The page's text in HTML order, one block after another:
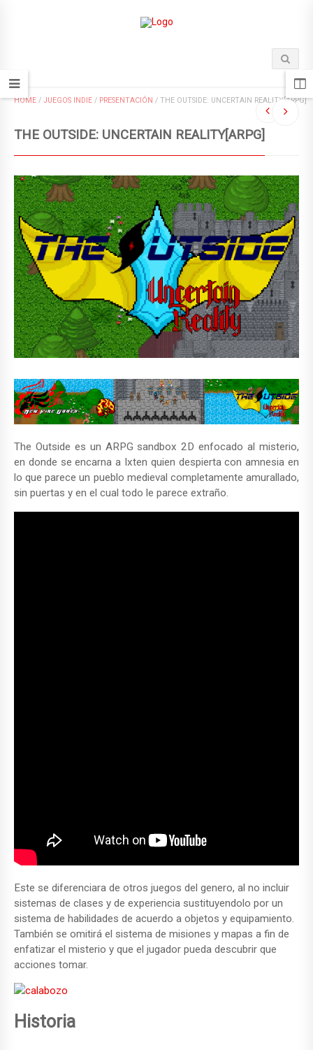
HOME / JUEGOS INDIE / PRESENTACIÓN / THE OUTSIDE: UNCERTAIN REALITY[ARPG]
THE OUTSIDE: UNCERTAIN REALITY[ARPG]
The Outside es un ARPG sandbox 2D enfocado al misterio,
en donde se encarna a Ixten quien despierta con amnesia en
lo que parece un pueblo medieval completamente amurallado,
sin puertas y en el cual todo le parece extraño.
Este se diferenciara de otros juegos del genero, al no incluir
sistemas de clases y de experiencia sustituyendolo por un
sistema de habilidades de acuerdo a objetos y equipamiento.
También se omitirá el sistema de misiones y mapas a fin de
enfatizar el misterio y que el jugador pueda descubrir que
acciones tomar.
Historia